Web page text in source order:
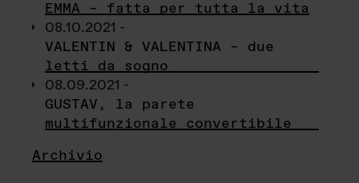
EMMA – fatta per tutta la vita
08.10.2021 -
VALENTIN & VALENTINA – due
letti da sogno
08.09.2021 -
GUSTAV, la parete
multifunzionale convertibile
Archivio